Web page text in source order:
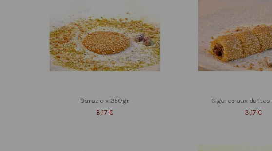
Barazic x 250gr
3,17 €
Cigares aux dattes
3,17 €